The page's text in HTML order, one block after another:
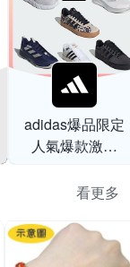
adidas爆品限定
人氣爆款激降
看更多